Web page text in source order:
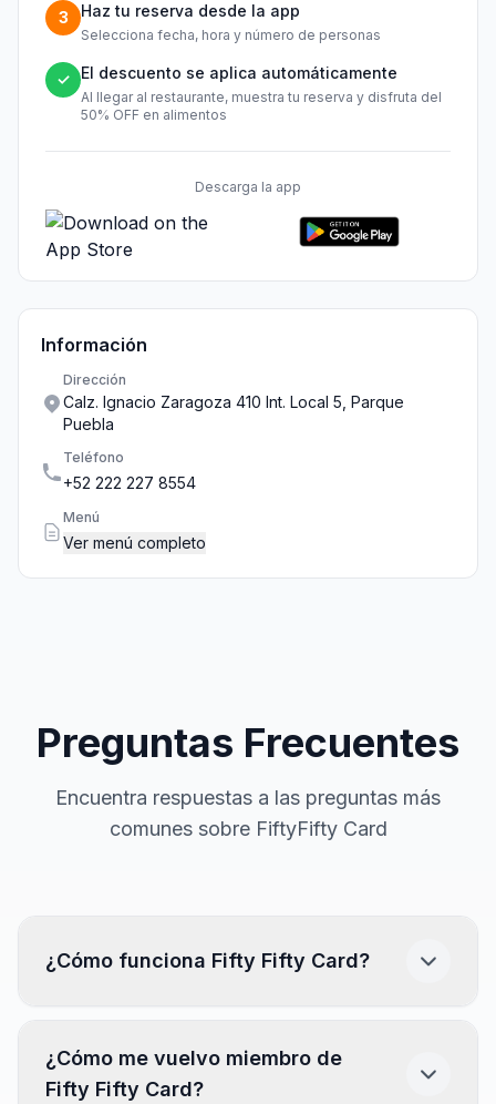
3 Haz tu reserva desde la app
Selecciona fecha, hora y número de personas
✓ El descuento se aplica automáticamente
Al llegar al restaurante, muestra tu reserva y disfruta del
50% OFF en alimentos
Descarga la app
Información
Dirección
Calz. Ignacio Zaragoza 410 Int. Local 5, Parque
Puebla
Teléfono
+52 222 227 8554
Menú
Ver menú completo
Preguntas Frecuentes
Encuentra respuestas a las preguntas más
comunes sobre FiftyFifty Card
¿Cómo funciona Fifty Fifty Card?
Descarga la app.(Disponible en App Store y
Play Store)
¿Cómo me vuelvo miembro de
Fifty Fifty Card?